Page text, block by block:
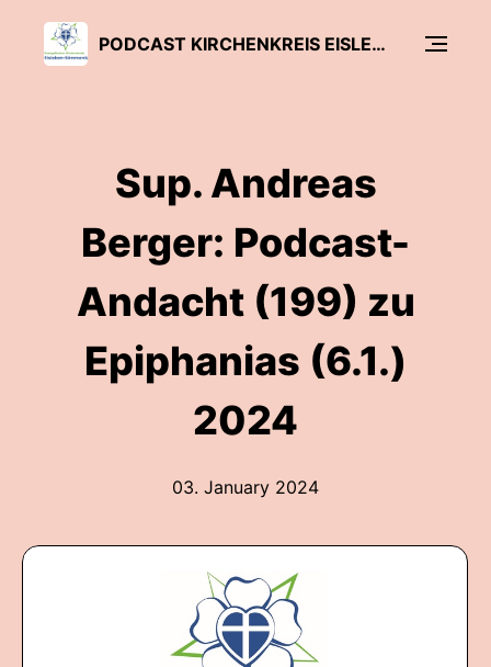
PODCAST KIRCHENKREIS EISLEBEN-SÖMMERDA
Sup. Andreas
Berger: Podcast-
Andacht (199) zu
Epiphanias (6.1.)
2024
03. January 2024